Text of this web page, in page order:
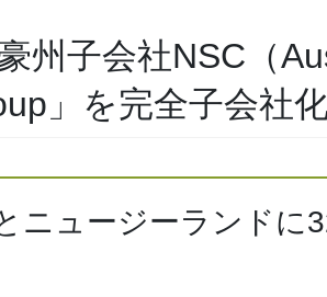
州子会社NSC（
」を完全子会社
ニュージーランドに